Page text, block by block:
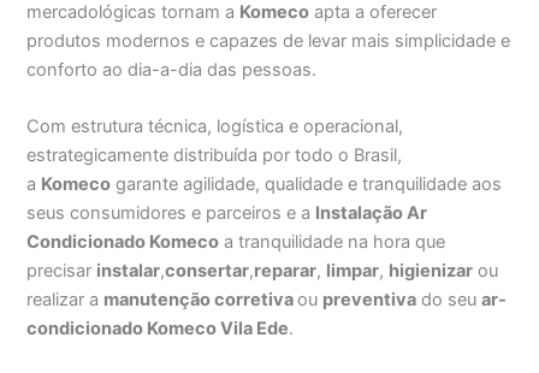
mercadológicas tornam a Komeco apta a oferecer
produtos modernos e capazes de levar mais simplicidade e
conforto ao dia-a-dia das pessoas.
Com estrutura técnica, logística e operacional,
estrategicamente distribuída por todo o Brasil,
a Komeco garante agilidade, qualidade e tranquilidade aos
seus consumidores e parceiros e a Instalação Ar
Condicionado Komeco a tranquilidade na hora que
precisar instalar,consertar,reparar, limpar, higienizar ou
realizar a manutenção corretivaou preventiva do seuar-
condicionado Komeco Vila Ede.